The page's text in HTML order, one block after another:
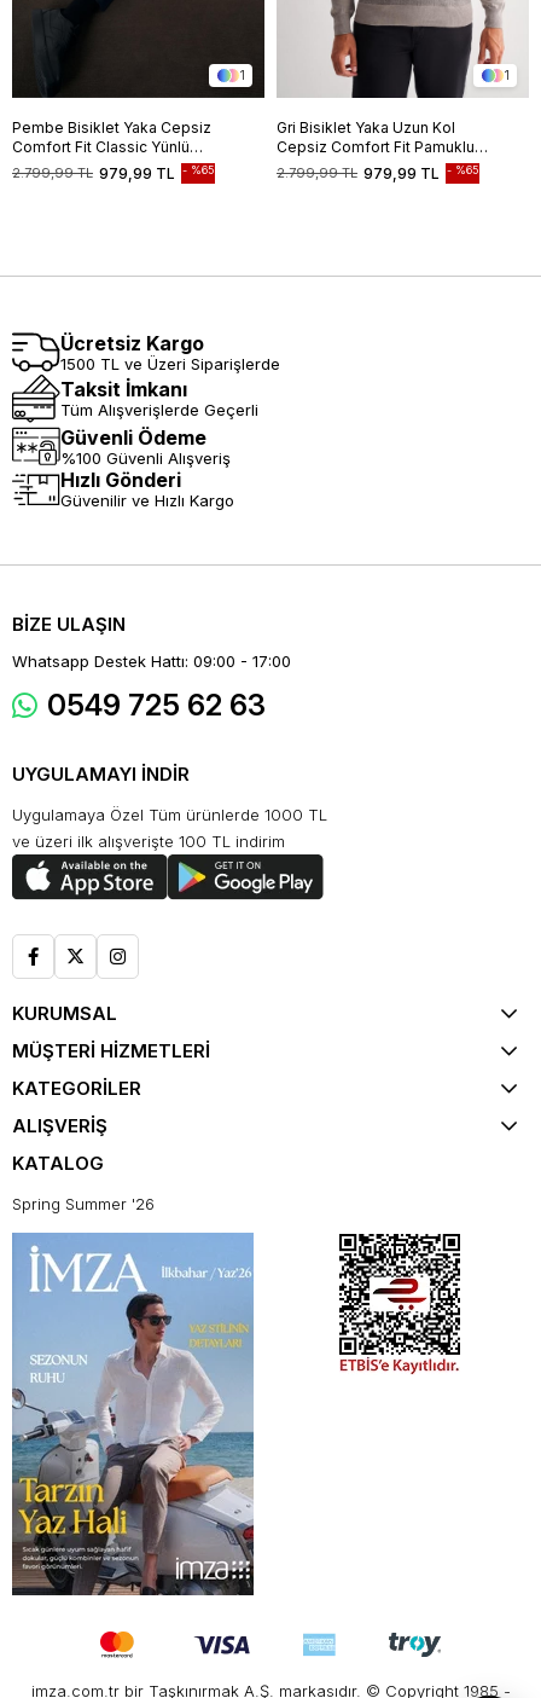
1
Pembe Bisiklet Yaka Cepsiz
Comfort Fit Classic Yünlü
Triko Kazak 1012255006
979,99 TL
2.799,99 TL %65
1
Gri Bisiklet Yaka Uzun Kol
Cepsiz Comfort Fit Pamuklu
Triko Kazak 1012255217
979,99 TL
2.799,99 TL %65
Ücretsiz Kargo
1500 TL ve Üzeri Siparişlerde
Taksit İmkanı
Tüm Alışverişlerde Geçerli
Güvenli Ödeme
%100 Güvenli Alışveriş
Hızlı Gönderi
Güvenilir ve Hızlı Kargo
BİZE ULAŞIN
Whatsapp Destek Hattı: 09:00 - 17:00
0549 725 62 63
UYGULAMAYI İNDİR
Uygulamaya Özel Tüm ürünlerde 1000 TL
ve üzeri ilk alışverişte 100 TL indirim
KURUMSAL
MÜŞTERİ HİZMETLERİ
KATEGORİLER
ALIŞVERİŞ
KATALOG
Spring Summer '26
imza.com.tr bir Taşkınırmak A.Ş. markasıdır. © Copyright 1985 -